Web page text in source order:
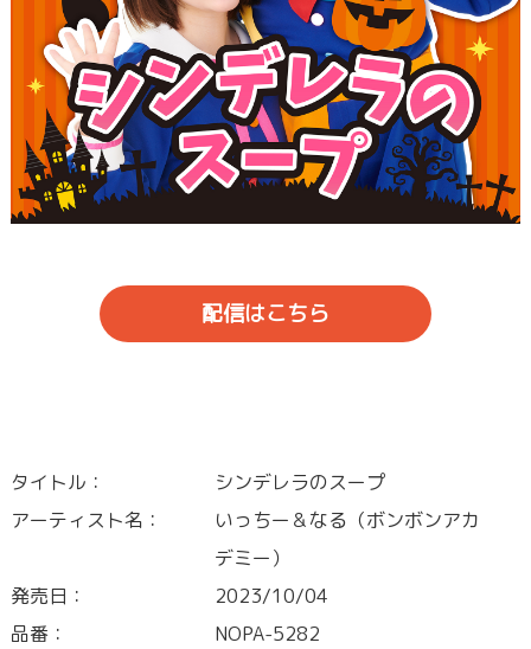
配信はこちら
タイトル：
シンデレラのスープ
アーティスト名：
いっちー＆なる（ボンボンアカ
デミー）
発売日：
2023/10/04
品番：
NOPA-5282